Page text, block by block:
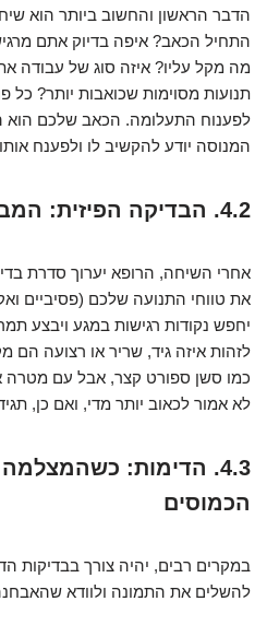
הדבר הראשון והחשוב ביותר הוא
התחיל הכאב? איפה בדיוק אתם
מה מקל עליו? איזה סוג של עבודה
תנועות מסוימות שכואבות יותר? כל
לפענוח התעלומה. הכאב שלכם הוא
המנוסה יודע להקשיב לו ולפענח
4.2. הבדיקה הפיזית: המבחן האמיתי
אחרי השיחה, הרופא יערוך סדרת
את טווחי התנועה שלכם (פסיביים
יחפש נקודות רגישות במגע ויבצע
לזהות איזה גיד, שריר או רצועה הם
כמו סשן ספורט קצר, אבל עם מטרה
לא אמור לכאוב יותר מדי, ואם כן,
4.3. הדימות:
הכמוסים
במקרים רבים, יהיה צורך בבדיקות
להשלים את התמונה ולוודא